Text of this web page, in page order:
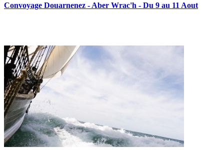
Convoyage Douarnenez - Aber Wrac'h - Du 9 au 11 Aout